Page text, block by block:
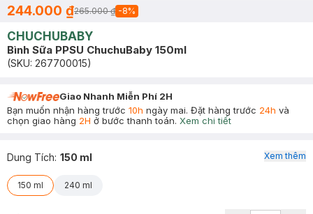
244.000 ₫265.000 ₫ -8%
CHUCHUBABY
Bình Sữa PPSU ChuchuBaby 150ml
(SKU: 267700015)
Giao Nhanh Miễn Phí 2H
Bạn muốn nhận hàng trước 10h ngày mai. Đặt hàng trước 24h và
chọn giao hàng 2H ở bước thanh toán. Xem chi tiết
Dung Tích: 150 ml
150 ml 240 ml
Xem thêm